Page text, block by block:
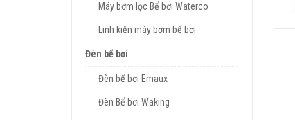
Máy bơm lọc Bể bơi Waterco
Linh kiện máy bơm bể bơi
Đèn bể bơi
Đèn bể bơi Emaux
Đèn Bể bơi Waking